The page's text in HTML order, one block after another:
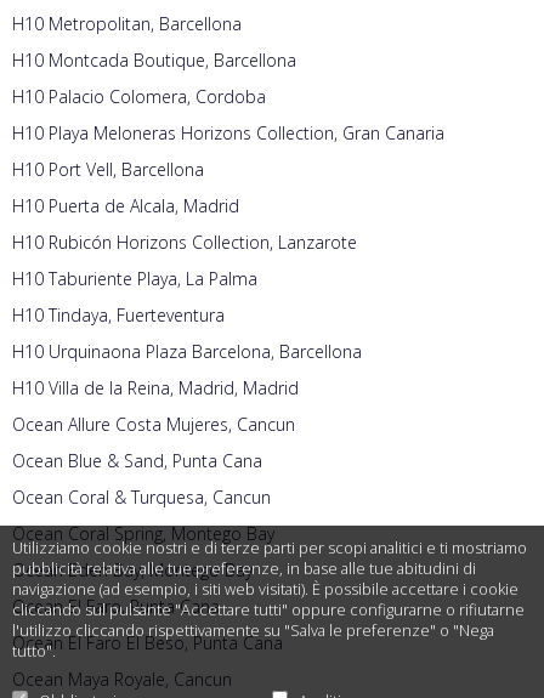
Utilizziamo cookie nostri e di terze parti per scopi analitici e ti mostriamo
pubblicità relativa alle tue preferenze, in base alle tue abitudini di
navigazione (ad esempio, i siti web visitati). È possibile accettare i cookie
cliccando sul pulsante "Accettare tutti" oppure configurarne o rifiutarne
l'utilizzo cliccando rispettivamente su "Salva le preferenze" o "Nega
tutto".
H10 Metropolitan, Barcellona
H10 Montcada Boutique, Barcellona
H10 Palacio Colomera, Cordoba
H10 Playa Meloneras Horizons Collection, Gran Canaria
H10 Port Vell, Barcellona
H10 Puerta de Alcala, Madrid
H10 Rubicón Horizons Collection, Lanzarote
H10 Taburiente Playa, La Palma
H10 Tindaya, Fuerteventura
H10 Urquinaona Plaza Barcelona, Barcellona
H10 Villa de la Reina, Madrid, Madrid
Ocean Allure Costa Mujeres, Cancun
Ocean Blue & Sand, Punta Cana
Ocean Coral & Turquesa, Cancun
Ocean Coral Spring, Montego Bay
Ocean Eden Bay, Montego Bay
Ocean El Faro, Punta Cana
Ocean El Faro El Beso, Punta Cana
Ocean Maya Royale, Cancun